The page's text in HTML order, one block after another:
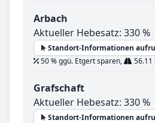
Arbach
Aktueller Hebesatz: 330 %
Standort-Informationen
50 % ggü. Etgert sparen,
Grafschaft
Aktueller Hebesatz: 330 %
Standort-Informationen